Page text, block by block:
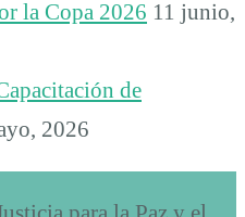
la Copa 2026 11 junio,
de
2026